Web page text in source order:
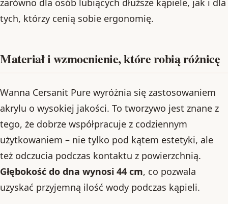
tych, którzy cenią sobie ergonomię.
Materiał i wzmocnienie, które robią różnicę
Wanna Cersanit Pure wyróżnia się zastosowaniem
akrylu o wysokiej jakości. To tworzywo jest znane z
tego, że dobrze współpracuje z codziennym
użytkowaniem – nie tylko pod kątem estetyki, ale
też odczucia podczas kontaktu z powierzchnią.
Głębokość do dna wynosi 44 cm, co pozwala
uzyskać przyjemną ilość wody podczas kąpieli.